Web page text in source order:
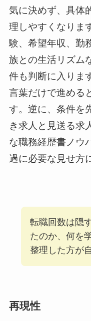
気に決めず、具体
理しやすくなりま
験、希望年収、勤
族との生活リズム
件も判断に入りま
言葉だけで進める
す。逆に、条件を
き求人と見送る求
な職務経歴書ノウ
過に必要な見せ方
転職回数は隠
たのか、何を
整理した方が
再現性